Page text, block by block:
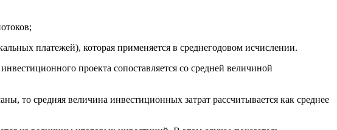
платежей), которая применяется в среднегодовом исчислении.
проекта сопоставляется со средней величиной
то средняя величина инвестиционных затрат рассчитывается как среднее